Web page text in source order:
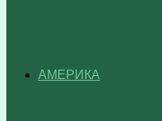
АМЕРИКА